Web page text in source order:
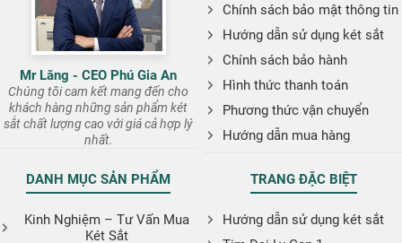
Mr Lăng - CEO Phú Gia An
Chúng tôi cam kết mang đến cho
khách hàng những sản phẩm két
sắt chất lượng cao với giá cả hợp lý
nhất.
Chính sách bảo mật thông tin
Hướng dẫn sử dụng két sắt
Chính sách bảo hành
Hình thức thanh toán
Phương thức vận chuyển
Hướng dẫn mua hàng
DANH MỤC SẢN PHẨM
Kinh Nghiệm – Tư Vấn Mua
Két Sắt
TRANG ĐẶC BIỆT
Hướng dẫn sử dụng két sắt